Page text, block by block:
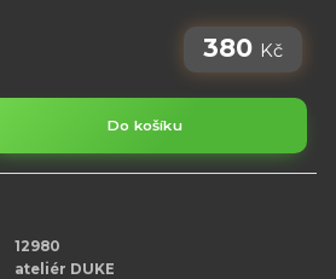
380 Kč
Do košíku
12980
ateliér DUKE